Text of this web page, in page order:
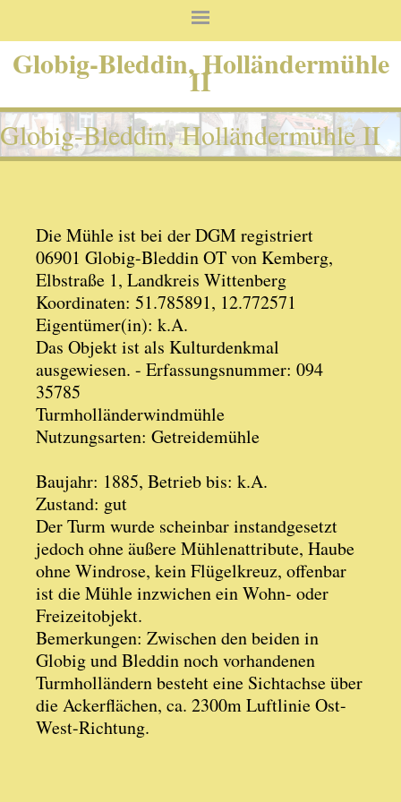
Globig-Bleddin, Holländermühle
II
Globig-Bleddin, Holländermühle II
Die Mühle ist bei der DGM registriert
06901 Globig-Bleddin OT von Kemberg,
Elbstraße 1, Landkreis Wittenberg
Koordinaten: 51.785891, 12.772571
Eigentümer(in): k.A.
Das Objekt ist als Kulturdenkmal
ausgewiesen. - Erfassungsnummer: 094
35785
Turmholländerwindmühle
Nutzungsarten: Getreidemühle
Baujahr: 1885, Betrieb bis: k.A.
Zustand: gut
Der Turm wurde scheinbar instandgesetzt
jedoch ohne äußere Mühlenattribute, Haube
ohne Windrose, kein Flügelkreuz, offenbar
ist die Mühle inzwichen ein Wohn- oder
Freizeitobjekt.
Bemerkungen: Zwischen den beiden in
Globig und Bleddin noch vorhandenen
Turmholländern besteht eine Sichtachse über
die Ackerflächen, ca. 2300m Luftlinie Ost-
West-Richtung.